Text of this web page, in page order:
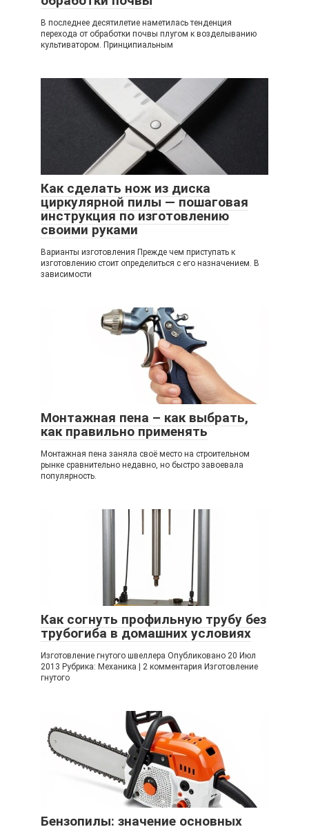
В последнее десятилетие наметилась тенденция
перехода от обработки почвы плугом к возделыванию
культиватором. Принципиальным
Как сделать нож из диска
циркулярной пилы — пошаговая
инструкция по изготовлению
своими руками
Варианты изготовления Прежде чем приступать к
изготовлению стоит определиться с его назначением. В
зависимости
Монтажная пена – как выбрать,
как правильно применять
Монтажная пена заняла своё место на строительном
рынке сравнительно недавно, но быстро завоевала
популярность.
Как согнуть профильную трубу без
трубогиба в домашних условиях
Изготовление гнутого швеллера Опубликовано 20 Июл
2013 Рубрика: Механика | 2 комментария Изготовление
гнутого
Бензопилы: значение основных